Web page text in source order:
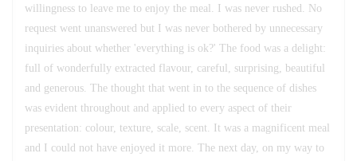
willingness to leave me to enjoy the meal. I was never rushed. No
request went unanswered but I was never bothered by unnecessary
inquiries about whether 'everything is ok?' The food was a delight:
full of wonderfully extracted flavour, careful, surprising, beautiful
and generous. The thought that went in to the sequence of dishes
was evident throughout and applied to every aspect of their
presentation: colour, texture, scale, scent. It was a magnificent meal
and I could not have enjoyed it more. The next day, on my way to